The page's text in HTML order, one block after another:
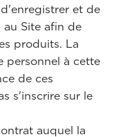
et de
Site afin de
produits. La
personnel à cette
de ces
s'inscrire sur le
auquel la